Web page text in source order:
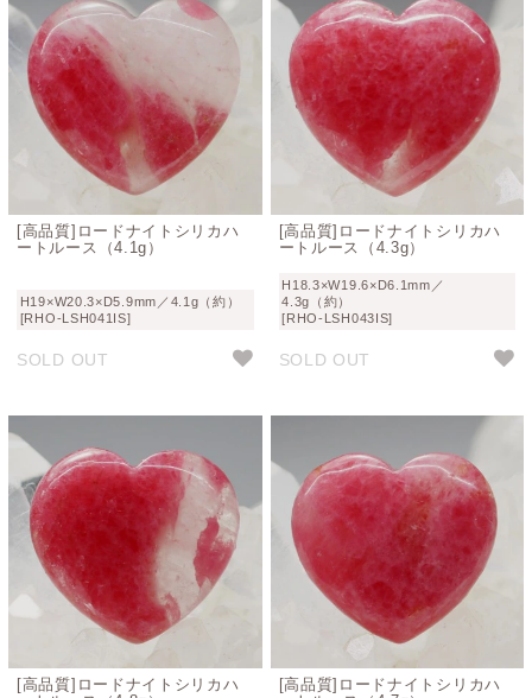
[高品質]ロードナイトシリカハ
ートルース（4.1g）
H19×W20.3×D5.9mm／4.1g（約）
[RHO-LSH041IS]
SOLD OUT
[高品質]ロードナイトシリカハ
ートルース（4.3g）
H18.3×W19.6×D6.1mm／
4.3g（約）
[RHO-LSH043IS]
SOLD OUT
[高品質]ロードナイトシリカハ
[高品質]ロードナイトシリカハ